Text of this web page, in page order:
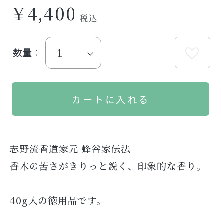
￥4,400
数量：
志野流香道家元 蜂谷家伝法
香木の苦さがきりっと鋭く、印象的な香り。
40g入の徳用品です。